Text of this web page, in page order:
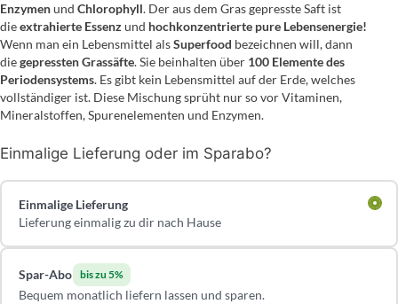
Enzymenund Chlorophyll. Der aus dem Gras gepresste Saft ist
dieextrahierte Essenz und hochkonzentrierte pure Lebensenergie!
Wenn man ein Lebensmittel alsSuperfood bezeichnen will, dann
diegepressten Grassäfte. Sie beinhalten über 100 Elemente des
Periodensystems. Es gibt kein Lebensmittel auf der Erde, welches
vollständiger ist. Diese Mischung sprüht nur so vor Vitaminen,
Mineralstoffen, Spurenelementen und Enzymen.
Einmalige Lieferung oder im Sparabo?
Einmalige Lieferung
Lieferung einmalig zu dir nach Hause
Spar-Abo bis zu 5%
Bequem monatlich liefern lassen und sparen.